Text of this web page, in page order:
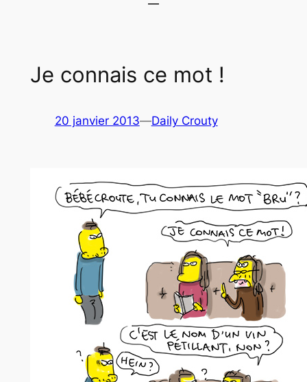
Je connais ce mot !
20 janvier 2013—Daily Crouty